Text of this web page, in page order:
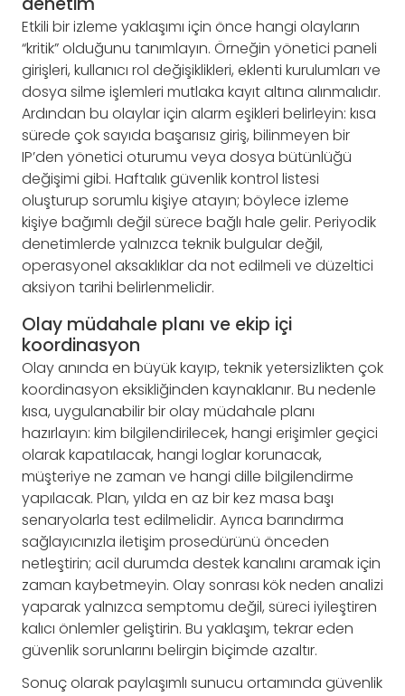
Etkili bir izleme yaklaşımı için önce hangi olayların
“kritik” olduğunu tanımlayın. Örneğin yönetici paneli
girişleri, kullanıcı rol değişiklikleri, eklenti kurulumları ve
dosya silme işlemleri mutlaka kayıt altına alınmalıdır.
Ardından bu olaylar için alarm eşikleri belirleyin: kısa
sürede çok sayıda başarısız giriş, bilinmeyen bir
IP’den yönetici oturumu veya dosya bütünlüğü
değişimi gibi. Haftalık güvenlik kontrol listesi
oluşturup sorumlu kişiye atayın; böylece izleme
kişiye bağımlı değil sürece bağlı hale gelir. Periyodik
denetimlerde yalnızca teknik bulgular değil,
operasyonel aksaklıklar da not edilmeli ve düzeltici
aksiyon tarihi belirlenmelidir.
Olay müdahale planı ve ekip içi
koordinasyon
Olay anında en büyük kayıp, teknik yetersizlikten çok
koordinasyon eksikliğinden kaynaklanır. Bu nedenle
kısa, uygulanabilir bir olay müdahale planı
hazırlayın: kim bilgilendirilecek, hangi erişimler geçici
olarak kapatılacak, hangi loglar korunacak,
müşteriye ne zaman ve hangi dille bilgilendirme
yapılacak. Plan, yılda en az bir kez masa başı
senaryolarla test edilmelidir. Ayrıca barındırma
sağlayıcınızla iletişim prosedürünü önceden
netleştirin; acil durumda destek kanalını aramak için
zaman kaybetmeyin. Olay sonrası kök neden analizi
yaparak yalnızca semptomu değil, süreci iyileştiren
kalıcı önlemler geliştirin. Bu yaklaşım, tekrar eden
güvenlik sorunlarını belirgin biçimde azaltır.
Sonuç olarak paylaşımlı sunucu ortamında güvenlik